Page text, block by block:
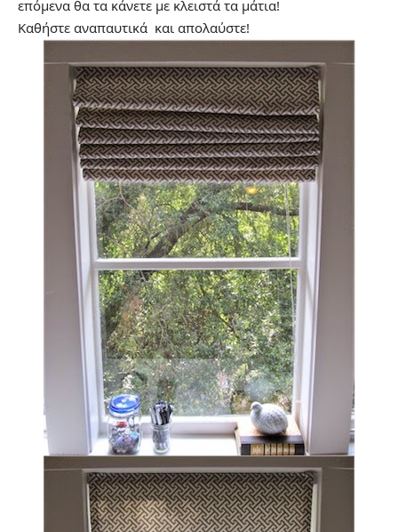
επόμενα θα τα κάνετε με κλειστά τα μάτια!
Καθήστε αναπαυτικά και απολαύστε!